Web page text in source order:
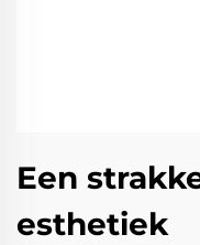
Een
esthetiek